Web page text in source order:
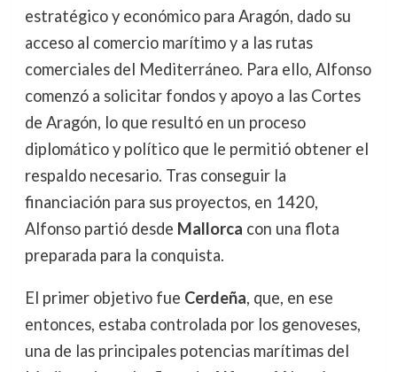
estratégico y económico para Aragón, dado su
acceso al comercio marítimo y a las rutas
comerciales del Mediterráneo. Para ello, Alfonso
comenzó a solicitar fondos y apoyo a las Cortes
de Aragón, lo que resultó en un proceso
diplomático y político que le permitió obtener el
respaldo necesario. Tras conseguir la
financiación para sus proyectos, en 1420,
Alfonso partió desde Mallorca con una flota
preparada para la conquista.
El primer objetivo fue Cerdeña, que, en ese
entonces, estaba controlada por los genoveses,
una de las principales potencias marítimas del